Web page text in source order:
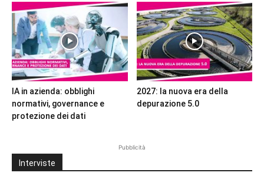
IA in azienda: obblighi
normativi, governance e
protezione dei dati
2027: la nuova era della
depurazione 5.0
Pubblicità
Interviste